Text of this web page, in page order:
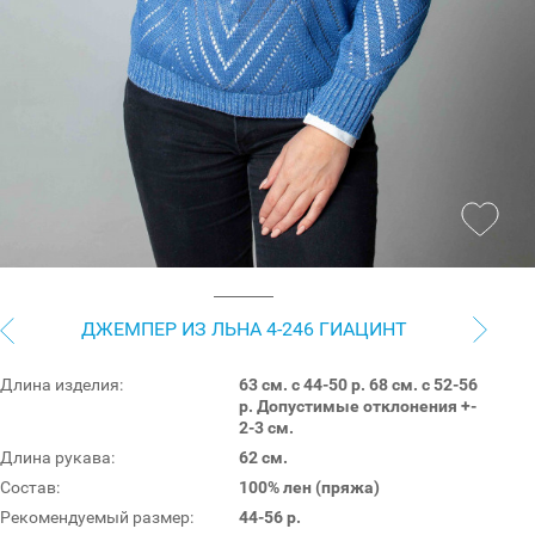
ДЖЕМПЕР ИЗ ЛЬНА 4-246 ГИАЦИНТ
Длина изделия:
63 см. с 44-50 р. 68 см. с 52-56
р. Допустимые отклонения +-
2-3 см.
Длина рукава:
62 см.
Состав:
100% лен (пряжа)
Рекомендуемый размер:
44-56 р.